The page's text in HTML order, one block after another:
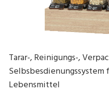
Tarar-, Reinigungs-,
Lebensmittel